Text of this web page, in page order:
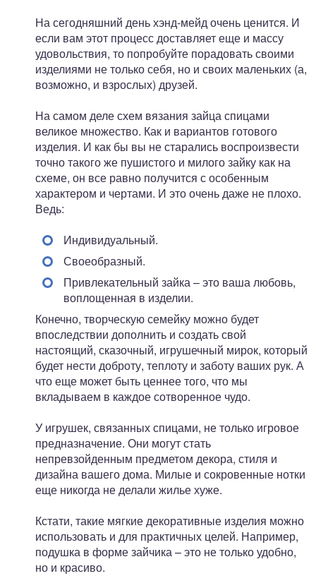
На сегодняшний день хэнд-мейд очень ценится. И
если вам этот процесс доставляет еще и массу
удовольствия, то попробуйте порадовать своими
изделиями не только себя, но и своих маленьких (а,
возможно, и взрослых) друзей.
На самом деле схем вязания зайца спицами
великое множество. Как и вариантов готового
изделия. И как бы вы не старались воспроизвести
точно такого же пушистого и милого зайку как на
схеме, он все равно получится с особенным
характером и чертами. И это очень даже не плохо.
Ведь:
Индивидуальный.
Своеобразный.
Привлекательный зайка – это ваша любовь,
воплощенная в изделии.
Конечно, творческую семейку можно будет
впоследствии дополнить и создать свой
настоящий, сказочный, игрушечный мирок, который
будет нести доброту, теплоту и заботу ваших рук. А
что еще может быть ценнее того, что мы
вкладываем в каждое сотворенное чудо.
У игрушек, связанных спицами, не только игровое
предназначение. Они могут стать
непревзойденным предметом декора, стиля и
дизайна вашего дома. Милые и сокровенные нотки
еще никогда не делали жилье хуже.
Кстати, такие мягкие декоративные изделия можно
использовать и для практичных целей. Например,
подушка в форме зайчика – это не только удобно,
но и красиво.